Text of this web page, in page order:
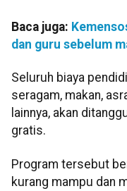
Baca juga:
dan guru sebelum
Seluruh biaya
seragam, makan,
lainnya, akan
gratis.
Program tersebut
kurang mampu dan